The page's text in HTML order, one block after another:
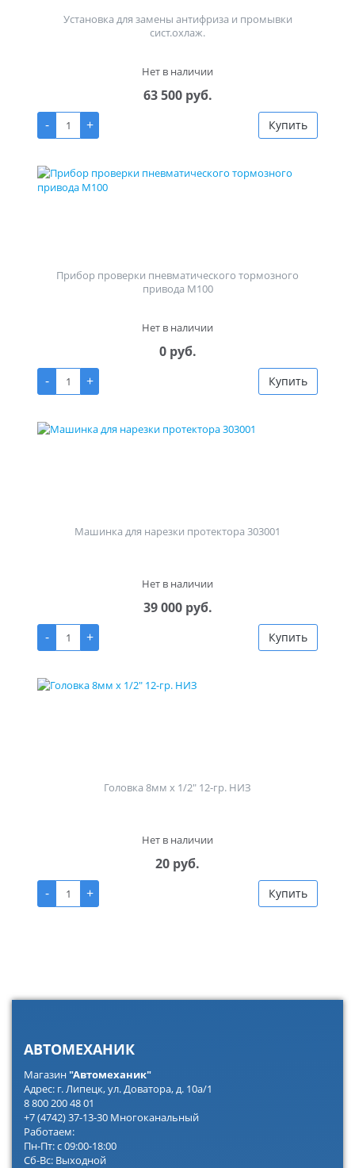
Установка для замены антифриза и промывки
сист.охлаж.
Нет в наличии
63 500 руб.
-
+ Купить
Прибор проверки пневматического тормозного
привода М100
Нет в наличии
0 руб.
-
+ Купить
Машинка для нарезки протектора 303001
Нет в наличии
39 000 руб.
-
+ Купить
Головка 8мм х 1/2" 12-гр. НИЗ
Нет в наличии
20 руб.
-
+ Купить
АВТОМЕХАНИК
Магазин"Автомеханик"
Адрес: г. Липецк, ул. Доватора, д. 10а/1
8 800 200 48 01
+7 (4742) 37-13-30 Многоканальный
Работаем:
Пн-Пт: с 09:00-18:00
Сб-Вс: Выходной